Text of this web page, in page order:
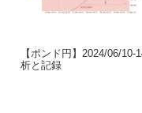
【ポンド円】2024/06/10-
析と記録